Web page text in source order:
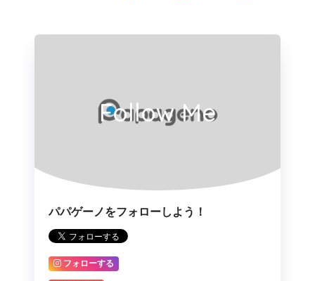
Follow Me
パパゲーノをフォローしよう！
フォローする